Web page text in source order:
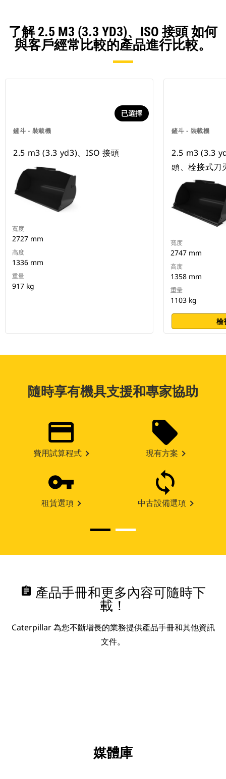
了解 2.5 M3 (3.3 YD3)、ISO 接頭 如何
與客戶經常比較的產品進行比較。
鏟斗 - 裝載機
已選擇
2.5 m3 (3.3 yd3)、ISO 接頭
寬度
2727 mm
高度
1336 mm
重量
917 kg
鏟斗 - 裝載機
2.5 m3 (3.3
頭、栓接式刀
寬度
2747 mm
高度
1358 mm
重量
1103 kg
檢
隨時享有機具支援和專家協助
費用試算程式 現有方案
租賃選項 中古設備選項
assignment 產品手冊和更多內容可隨時下
載！
Caterpillar 為您不斷增長的業務提供產品手冊和其他資訊
文件。
媒體庫